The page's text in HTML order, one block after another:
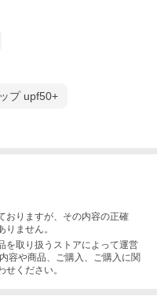
プ upf50+
おりますが、その内容の正確
ません。
を取り扱うストアによって運営
容や商品、ご購入 、ご購入に関
ください。